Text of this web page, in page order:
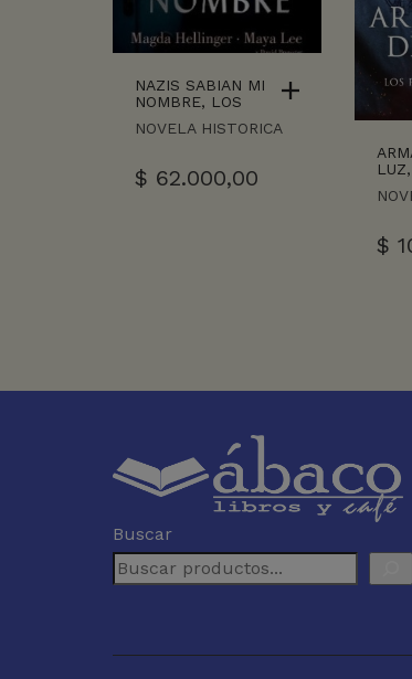
NAZIS SABIAN MI
NOMBRE, LOS
NOVELA HISTORICA
$ 62.000,00
$
Buscar